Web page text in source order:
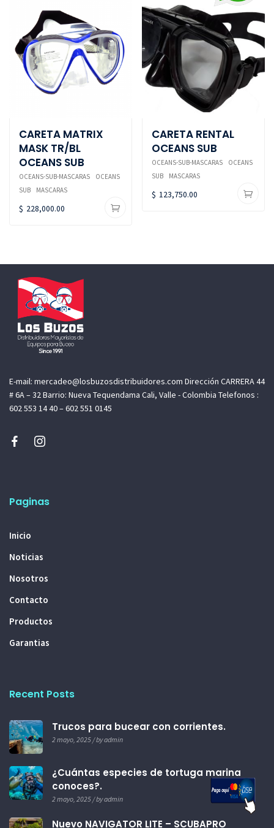
CARETA MATRIX
MASK TR/BL
OCEANS SUB
OCEANS-SUB-MASCARAS
OCEANS
SUB
MASCARAS
$ 228,000.00
CARETA RENTAL
OCEANS SUB
OCEANS-SUB-MASCARAS
OCEANS
SUB
MASCARAS
$ 123,750.00
E-mail: mercadeo@losbuzosdistribuidores.com Dirección CARRERA 44
# 6A – 32 Barrio: Nueva Tequendama Cali, Valle - Colombia Telefonos :
602 553 14 40 – 602 551 0145
Paginas
Inicio
Noticias
Nosotros
Contacto
Productos
Garantias
Recent Posts
Trucos para bucear con corrientes.
2 mayo, 2025 / by admin
¿Cuántas especies de tortuga marina
conoces?.
2 mayo, 2025 / by admin
Nuevo NAVIGATOR LITE – SCUBAPRO